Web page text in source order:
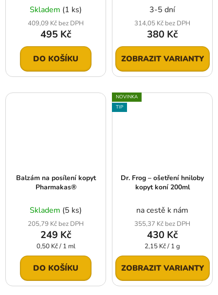
Skladem (1 ks)
409,09 Kč bez DPH
495 Kč
DO KOŠÍKU
3-5 dní
314,05 Kč bez DPH
380 Kč
ZOBRAZIT VARIANTY
Balzám na posílení kopyt
Pharmakas®
Skladem (5 ks)
205,79 Kč bez DPH
249 Kč
Měrná
cena:
0,50 Kč / 1 ml
DO KOŠÍKU
NOVINKA
TIP
Dr. Frog – ošetření hniloby
kopyt koní 200ml
na cestě k nám
355,37 Kč bez DPH
430 Kč
Měrná
cena:
2,15 Kč / 1 g
ZOBRAZIT VARIANTY